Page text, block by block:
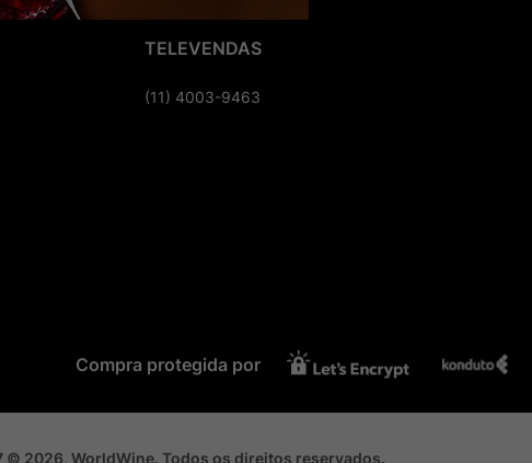
TELEVENDAS
(11) 4003-9463
Compra protegida por
© 2026, WorldWine. Todos os direitos reservados.